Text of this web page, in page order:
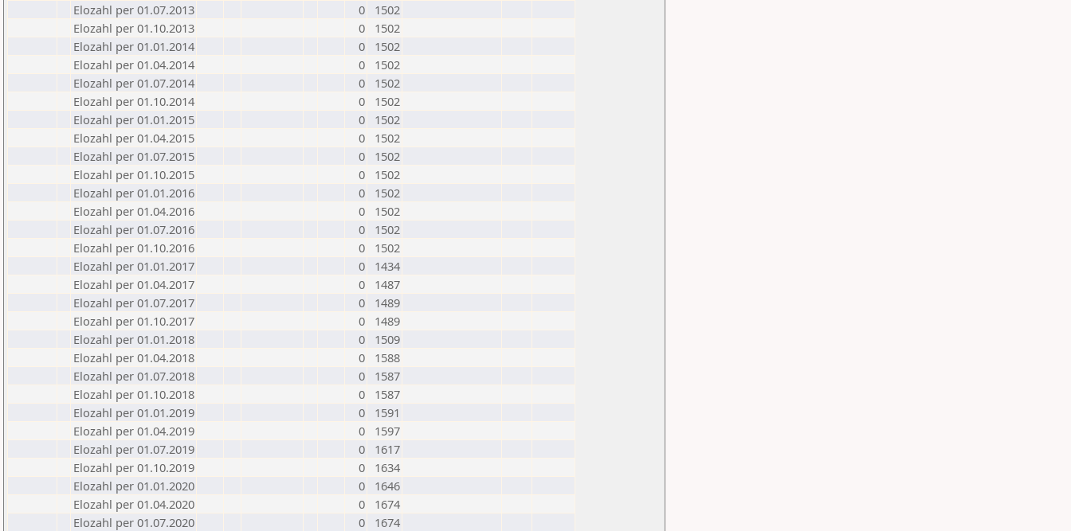
Elozahl per 01.07.2013
0
1502
Elozahl per 01.10.2013
0
1502
Elozahl per 01.01.2014
0
1502
Elozahl per 01.04.2014
0
1502
Elozahl per 01.07.2014
0
1502
Elozahl per 01.10.2014
0
1502
Elozahl per 01.01.2015
0
1502
Elozahl per 01.04.2015
0
1502
Elozahl per 01.07.2015
0
1502
Elozahl per 01.10.2015
0
1502
Elozahl per 01.01.2016
0
1502
Elozahl per 01.04.2016
0
1502
Elozahl per 01.07.2016
0
1502
Elozahl per 01.10.2016
0
1502
Elozahl per 01.01.2017
0
1434
Elozahl per 01.04.2017
0
1487
Elozahl per 01.07.2017
0
1489
Elozahl per 01.10.2017
0
1489
Elozahl per 01.01.2018
0
1509
Elozahl per 01.04.2018
0
1588
Elozahl per 01.07.2018
0
1587
Elozahl per 01.10.2018
0
1587
Elozahl per 01.01.2019
0
1591
Elozahl per 01.04.2019
0
1597
Elozahl per 01.07.2019
0
1617
Elozahl per 01.10.2019
0
1634
Elozahl per 01.01.2020
0
1646
Elozahl per 01.04.2020
0
1674
Elozahl per 01.07.2020
0
1674